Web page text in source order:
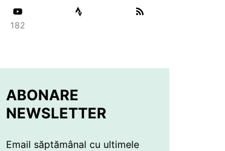
182
ABONARE
NEWSLETTER
Email săptămânal cu ultimele